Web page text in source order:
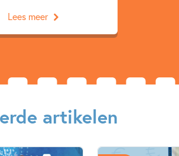
Lees meer
artikelen